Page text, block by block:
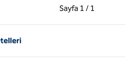
Sayfa 1 / 1
Önceki Sayfa, 1 / 1
Sayfa 1 / 1